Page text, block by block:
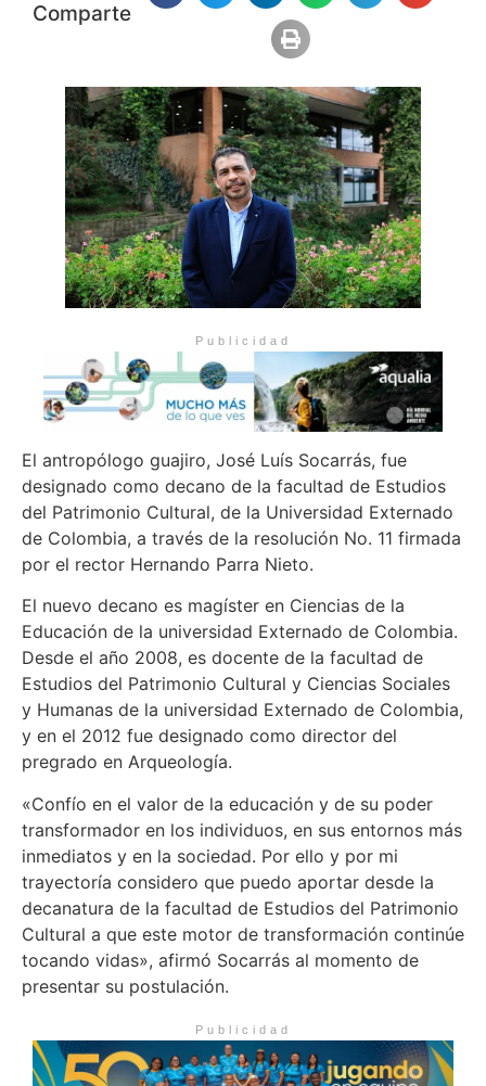
Comparte
Publicidad
El antropólogo guajiro, José Luís Socarrás, fue
designado como decano de la facultad de Estudios
del Patrimonio Cultural, de la Universidad Externado
de Colombia, a través de la resolución No. 11 firmada
por el rector Hernando Parra Nieto.
El nuevo decano es magíster en Ciencias de la
Educación de la universidad Externado de Colombia.
Desde el año 2008, es docente de la facultad de
Estudios del Patrimonio Cultural y Ciencias Sociales
y Humanas de la universidad Externado de Colombia,
y en el 2012 fue designado como director del
pregrado en Arqueología.
«Confío en el valor de la educación y de su poder
transformador en los individuos, en sus entornos más
inmediatos y en la sociedad. Por ello y por mi
trayectoría considero que puedo aportar desde la
decanatura de la facultad de Estudios del Patrimonio
Cultural a que este motor de transformación continúe
tocando vidas», afirmó Socarrás al momento de
presentar su postulación.
Publicidad